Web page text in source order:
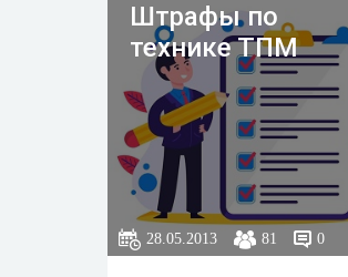
Штрафы по
технике ТПМ
28.05.2013 81 0